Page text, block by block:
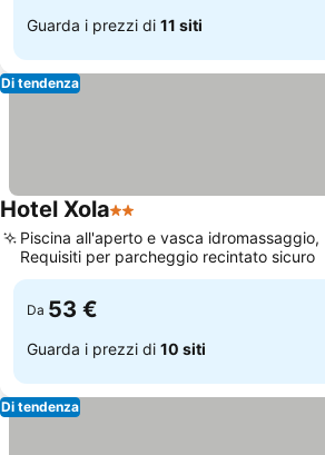
Guarda i prezzi di 11 siti
Di tendenza
Hotel Xola2 Stelle
Piscina all'aperto e vasca idromassaggio,
Requisiti per parcheggio recintato sicuro
Da 53 €
Guarda i prezzi di 10 siti
Di tendenza